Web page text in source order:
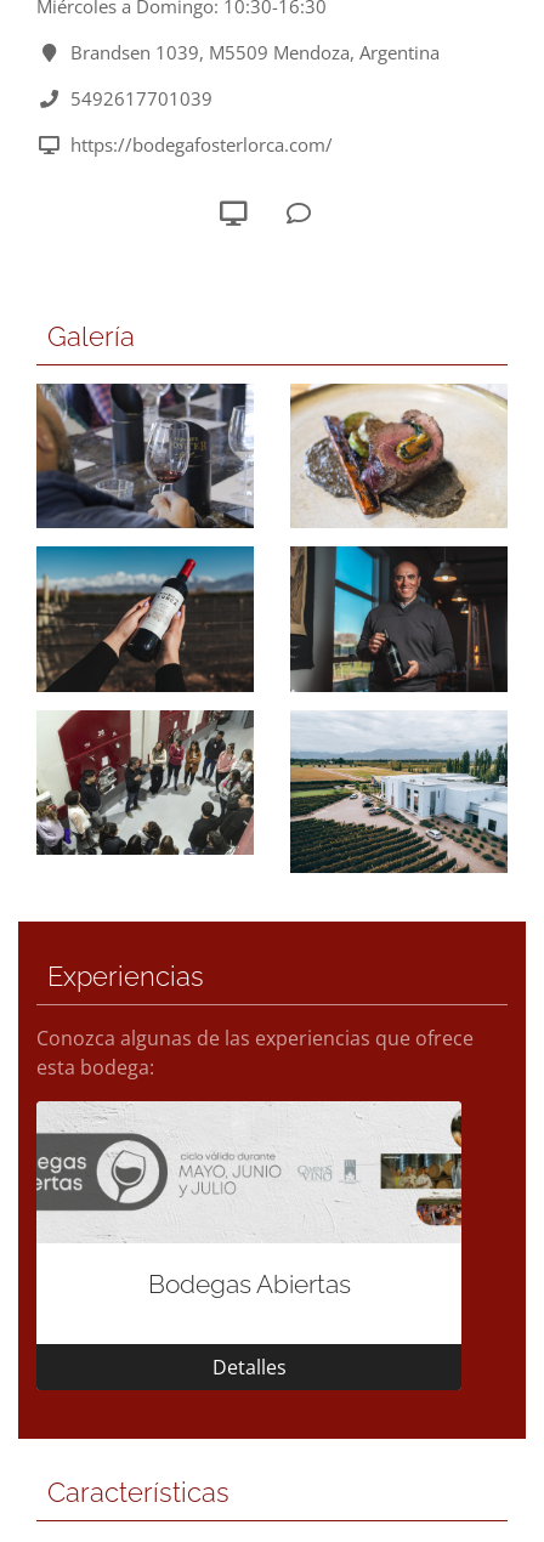
Miércoles a Domingo: 10:30-16:30
Brandsen 1039, M5509 Mendoza, Argentina
5492617701039
https://bodegafosterlorca.com/
Galería
Experiencias
Conozca algunas de las experiencias que ofrece
esta bodega:
Bodegas Abiertas
Detalles
Características